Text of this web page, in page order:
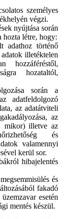
személyes
végzi.
nyújtása során
létre, hogy:
adathoz történő
illetéktelen
hozzáféréstől,
hozataltól,
során a
adatfeldolgozó
az adatátviteli
az
mikor) illetve az
és
valamennyi
kerül sor.
hibajelentés
és
fakadó
esetén
mentés készül.